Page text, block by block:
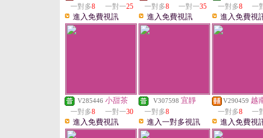
一對多8 一對一25
進入免費視訊
一對多8 一對一35
進入免費視訊
一對多8 一
進入免費視
V285446 小甜茶
一對多8 一對一30
進入免費視訊
V307598 宜靜
一對多8
進入一對多視訊
V290459 越
一對多8 一
進入免費視